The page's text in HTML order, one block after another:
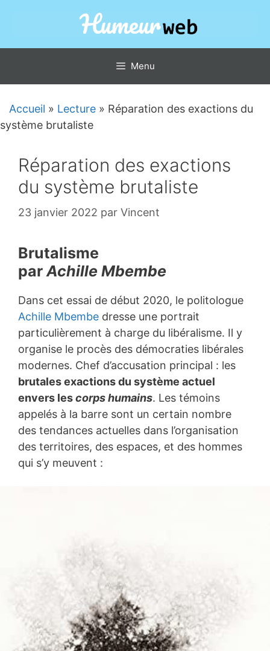
Menu
Accueil » Lecture » Réparation des exactions du
système brutaliste
Réparation des exactions
du système brutaliste
23 janvier 2022 par Vincent
Brutalisme
par Achille Mbembe
Dans cet essai de début 2020, le politologue
Achille Mbembe dresse une portrait
particulièrement à charge du libéralisme. Il y
organise le procès des démocraties libérales
modernes. Chef d’accusation principal : les
brutales exactions du système actuel
envers lescorps humains. Les témoins
appelés à la barre sont un certain nombre
des tendances actuelles dans l’organisation
des territoires, des espaces, et des hommes
qui s’y meuvent :